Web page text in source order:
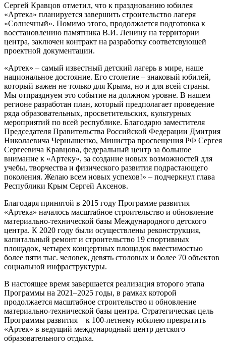
Сергей Кравцов отметил, что к празднованию юбилея
«Артека» планируется завершить строительство лагеря
«Солнечный». Помимо этого, продолжается подготовка к
восстановлению памятника В.И. Ленину на территории
центра, заключен контракт на разработку соответсвующей
проектной документации.
«Артек» – самый известный детский лагерь в мире, наше
национальное достояние. Его столетие – знаковый юбилей,
который важен не только для Крыма, но и для всей страны.
Мы отпразднуем это событие на должном уровне. В нашем
регионе разработан план, который предполагает проведение
ряда образовательных, просветительских, культурных
мероприятий по всей республике. Благодарю заместителя
Председателя Правительства Российской Федерации Дмитрия
Николаевича Чернышенко, Министра просвещения РФ Сергея
Сергеевича Кравцова, федеральный центр за большое
внимание к «Артеку», за создание новых возможностей для
учебы, творчества и физического развития подрастающего
поколения. Желаю всем новых успехов!» – подчеркнул глава
Республики Крым Сергей Аксенов.
Благодаря принятой в 2015 году Программе развития
«Артека» началось масштабное строительство и обновление
материально-технической базы Международного детского
центра. К 2020 году были осуществлены реконструкция,
капитальный ремонт и строительство 19 спортивных
площадок, четырех концертных площадок вместимостью
более пяти тыс. человек, девять столовых и более 70 объектов
социальной инфраструктуры.
В настоящее время завершается реализация второго этапа
Программы на 2021–2025 годы, в рамках которой
продолжается масштабное строительство и обновление
материально-технической базы центра. Стратегическая цель
Программы развития – к 100-летнему юбилею превратить
«Артек» в ведущий международный центр детского
образовательного отдыха.